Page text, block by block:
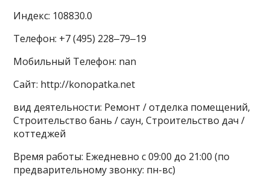
Индекс: 108830.0
Телефон: +7 (495) 228‒79‒19
Мобильный Телефон: nan
Сайт: http://konopatka.net
вид деятельности: Ремонт / отделка помещений,
Строительство бань / саун, Строительство дач /
коттеджей
Время работы: Ежедневно с 09:00 до 21:00 (по
предварительному звонку: пн-вс)